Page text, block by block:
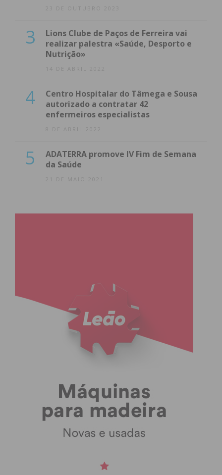
23 DE OUTUBRO 2023
3
Lions Clube de Paços de Ferreira vai
realizar palestra «Saúde, Desporto e
Nutrição»
14 DE ABRIL 2022
4
Centro Hospitalar do Tâmega e Sousa
autorizado a contratar 42
enfermeiros especialistas
8 DE ABRIL 2022
5
ADATERRA promove IV Fim de Semana
da Saúde
21 DE MAIO 2021